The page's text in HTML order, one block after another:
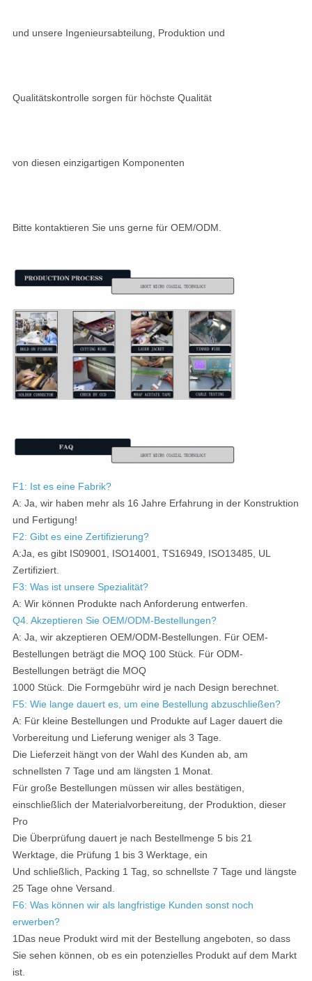
und unsere Ingenieursabteilung, Produktion und
Qualitätskontrolle sorgen für höchste Qualität
von diesen einzigartigen Komponenten
Bitte kontaktieren Sie uns gerne für OEM/ODM.
F1: Ist es eine Fabrik?
A: Ja, wir haben mehr als 16 Jahre Erfahrung in der Konstruktion
und Fertigung!
F2: Gibt es eine Zertifizierung?
A:Ja, es gibt IS09001, ISO14001, TS16949, ISO13485, UL
Zertifiziert.
F3: Was ist unsere Spezialität?
A: Wir können Produkte nach Anforderung entwerfen.
Q4. Akzeptieren Sie OEM/ODM-Bestellungen?
A: Ja, wir akzeptieren OEM/ODM-Bestellungen. Für OEM-
Bestellungen beträgt die MOQ 100 Stück. Für ODM-
Bestellungen beträgt die MOQ
1000 Stück. Die Formgebühr wird je nach Design berechnet.
F5: Wie lange dauert es, um eine Bestellung abzuschließen?
A: Für kleine Bestellungen und Produkte auf Lager dauert die
Vorbereitung und Lieferung weniger als 3 Tage.
Die Lieferzeit hängt von der Wahl des Kunden ab, am
schnellsten 7 Tage und am längsten 1 Monat.
Für große Bestellungen müssen wir alles bestätigen,
einschließlich der Materialvorbereitung, der Produktion, dieser
Pro
Die Überprüfung dauert je nach Bestellmenge 5 bis 21
Werktage, die Prüfung 1 bis 3 Werktage, ein
Und schließlich, Packing 1 Tag, so schnellste 7 Tage und längste
25 Tage ohne Versand.
F6: Was können wir als langfristige Kunden sonst noch
erwerben?
1Das neue Produkt wird mit der Bestellung angeboten, so dass
Sie sehen können, ob es ein potenzielles Produkt auf dem Markt
ist.